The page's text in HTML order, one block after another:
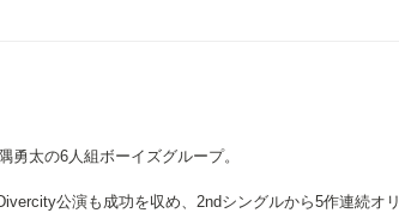
太の6人組ボーイズグループ。
公演も成功を収め、2ndシングルから5作連続オリ